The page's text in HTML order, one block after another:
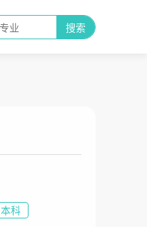
搜索
本科